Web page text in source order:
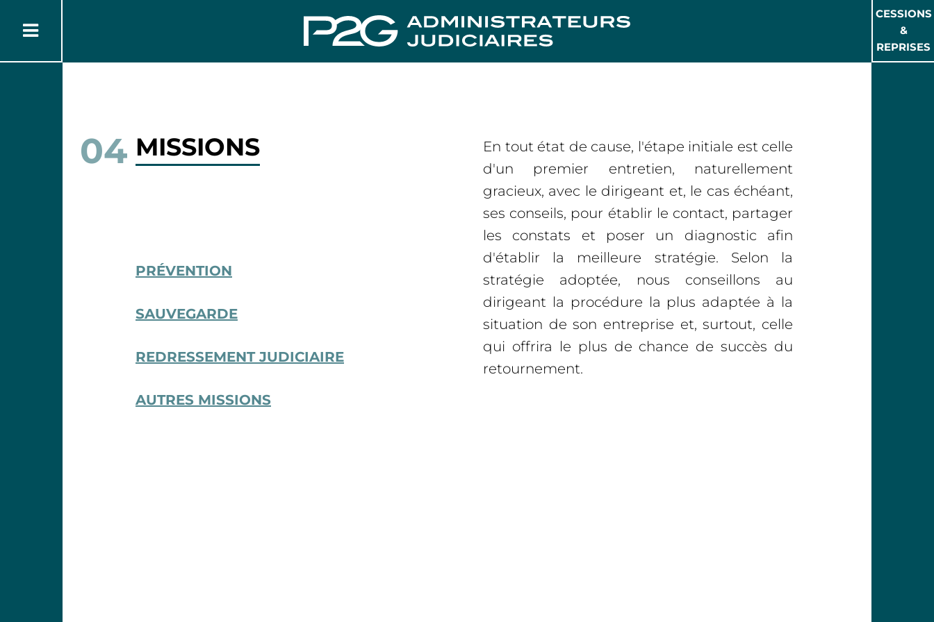
CESSIONS
&
REPRISES
04 MISSIONS
PRÉVENTION
SAUVEGARDE
REDRESSEMENT JUDICIAIRE
AUTRES MISSIONS
En tout état de cause, l'étape initiale est celle
d'un premier entretien, naturellement
gracieux, avec le dirigeant et, le cas échéant,
ses conseils, pour établir le contact, partager
les constats et poser un diagnostic afin
d'établir la meilleure stratégie. Selon la
stratégie adoptée, nous conseillons au
dirigeant la procédure la plus adaptée à la
situation de son entreprise et, surtout, celle
qui offrira le plus de chance de succès du
retournement.